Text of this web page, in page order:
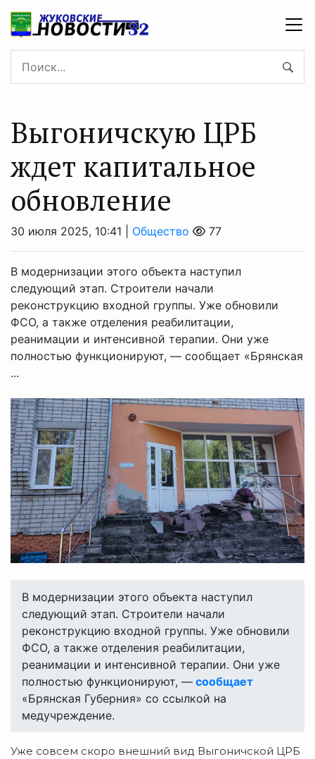
Выгоничскую ЦРБ
ждет капитальное
обновление
30 июля 2025, 10:41 | Общество 77
В модернизации этого объекта наступил
следующий этап. Строители начали
реконструкцию входной группы. Уже обновили
ФСО, а также отделения реабилитации,
реанимации и интенсивной терапии. Они уже
полностью функционируют, — сообщает «Брянская
...
В модернизации этого объекта наступил
следующий этап. Строители начали
реконструкцию входной группы. Уже обновили
ФСО, а также отделения реабилитации,
реанимации и интенсивной терапии. Они уже
полностью функционируют, — сообщает
«Брянская Губерния» со ссылкой на
медучреждение.
Уже совсем скоро внешний вид Выгоничской ЦРБ